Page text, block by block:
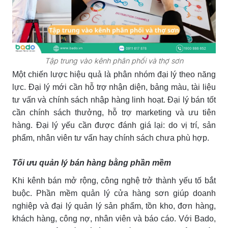
Tập trung vào kênh phân phối và thợ sơn
Một chiến lược hiệu quả là phân nhóm đại lý theo năng
lực. Đại lý mới cần hỗ trợ nhận diện, bảng màu, tài liệu
tư vấn và chính sách nhập hàng linh hoạt. Đại lý bán tốt
cần chính sách thưởng, hỗ trợ marketing và ưu tiên
hàng. Đại lý yếu cần được đánh giá lại: do vị trí, sản
phẩm, nhân viên tư vấn hay chính sách chưa phù hợp.
Tối ưu quản lý bán hàng bằng phần mềm
Khi kênh bán mở rộng, công nghệ trở thành yếu tố bắt
buộc. Phần mềm quản lý cửa hàng sơn giúp doanh
nghiệp và đại lý quản lý sản phẩm, tồn kho, đơn hàng,
khách hàng, công nợ, nhân viên và báo cáo. Với Bado,